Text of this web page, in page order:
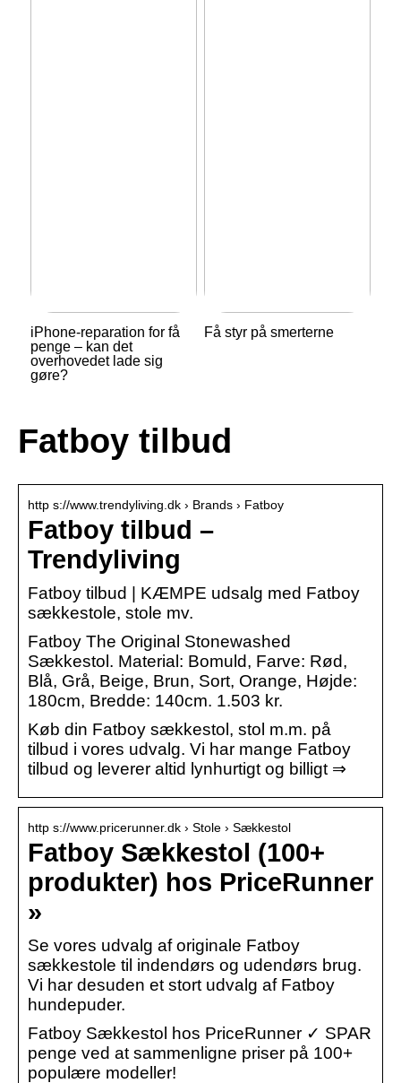
iPhone-reparation for få
penge – kan det
overhovedet lade sig
gøre?
Få styr på smerterne
Fatboy tilbud
http s://www.trendyliving.dk › Brands › Fatboy
Fatboy tilbud –
Trendyliving
Fatboy tilbud | KÆMPE udsalg med Fatboy
sækkestole, stole mv.
Fatboy The Original Stonewashed
Sækkestol. Material: Bomuld, Farve: Rød,
Blå, Grå, Beige, Brun, Sort, Orange, Højde:
180cm, Bredde: 140cm. 1.503 kr.
Køb din Fatboy sækkestol, stol m.m. på
tilbud i vores udvalg. Vi har mange Fatboy
tilbud og leverer altid lynhurtigt og billigt ⇒
http s://www.pricerunner.dk › Stole › Sækkestol
Fatboy Sækkestol (100+
produkter) hos PriceRunner
»
Se vores udvalg af originale Fatboy
sækkestole til indendørs og udendørs brug.
Vi har desuden et stort udvalg af Fatboy
hundepuder.
Fatboy Sækkestol hos PriceRunner ✓ SPAR
penge ved at sammenligne priser på 100+
populære modeller!